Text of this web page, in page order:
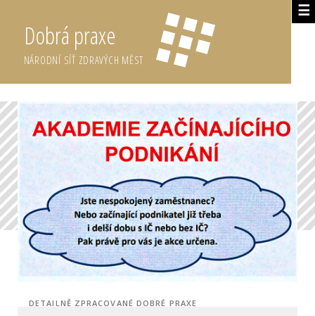
☰
Dobrá praxe
NÁRODNÍ SÍŤ ZDRAVÝCH MĚST
DETAILNĚ ZPRACOVANÉ DOBRÉ PRAXE